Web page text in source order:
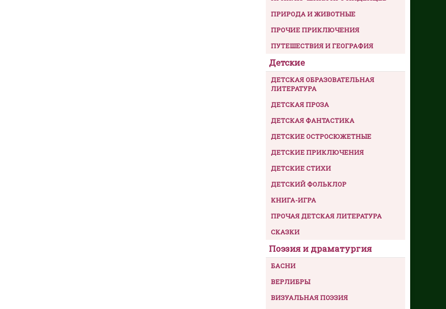
ПРИРОДА И ЖИВОТНЫЕ
ПРОЧИЕ ПРИКЛЮЧЕНИЯ
ПУТЕШЕСТВИЯ И ГЕОГРАФИЯ
Детские
ДЕТСКАЯ ОБРАЗОВАТЕЛЬНАЯ
ЛИТЕРАТУРА
ДЕТСКАЯ ПРОЗА
ДЕТСКАЯ ФАНТАСТИКА
ДЕТСКИЕ ОСТРОСЮЖЕТНЫЕ
ДЕТСКИЕ ПРИКЛЮЧЕНИЯ
ДЕТСКИЕ СТИХИ
ДЕТСКИЙ ФОЛЬКЛОР
КНИГА-ИГРА
ПРОЧАЯ ДЕТСКАЯ ЛИТЕРАТУРА
СКАЗКИ
Поэзия и драматургия
БАСНИ
ВЕРЛИБРЫ
ВИЗУАЛЬНАЯ ПОЭЗИЯ